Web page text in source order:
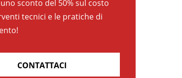
sconto del 50% sul costo
tecnici e le pratiche di
CONTATTACI